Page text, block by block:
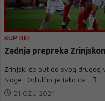
KUP BIH
Zadnja prepreka
Zrinjski će put do svog drugog
Sloge. Odlulčio je tako da...
21 OŽU 2024